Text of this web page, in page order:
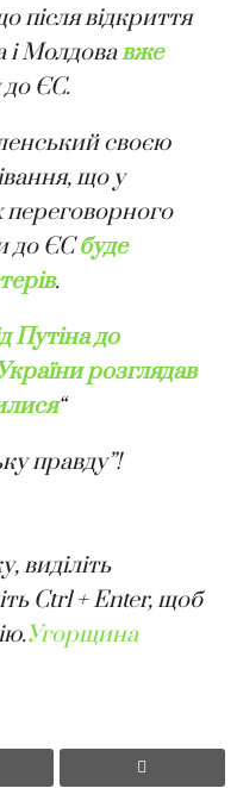
після відкриття
і Молдовавже
до ЄС.
своєю
що у
до ЄСбуде
.
Путіна до
розглядав
“
правду”!
виділіть
Ctrl + Enter, щоб
Угорщина